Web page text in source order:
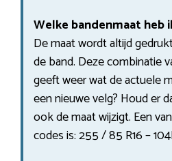
Welke bandenmaat heb
De maat wordt altijd
de band. Deze combinatie
geeft weer wat de actuele
een nieuwe velg? Houd er
ook de maat wijzigt. Een
codes is: 255 / 85 R16 –